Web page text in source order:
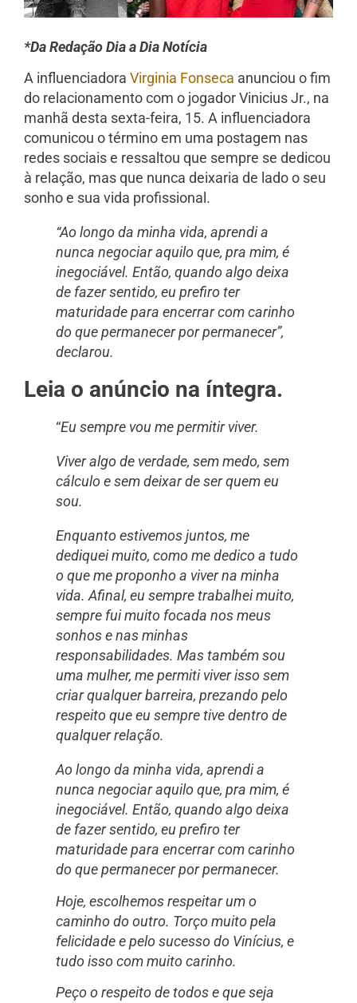
*Da Redação Dia a Dia Notícia
A influenciadora Virginia Fonseca anunciou o fim
do relacionamento com o jogador Vinicius Jr., na
manhã desta sexta-feira, 15. A influenciadora
comunicou o término em uma postagem nas
redes sociais e ressaltou que sempre se dedicou
à relação, mas que nunca deixaria de lado o seu
sonho e sua vida profissional.
“Ao longo da minha vida, aprendi a
nunca negociar aquilo que, pra mim, é
inegociável. Então, quando algo deixa
de fazer sentido, eu prefiro ter
maturidade para encerrar com carinho
do que permanecer por permanecer”,
declarou.
Leia o anúncio na íntegra.
“Eu sempre vou me permitir viver.
Viver algo de verdade, sem medo, sem
cálculo e sem deixar de ser quem eu
sou.
Enquanto estivemos juntos, me
dediquei muito, como me dedico a tudo
o que me proponho a viver na minha
vida. Afinal, eu sempre trabalhei muito,
sempre fui muito focada nos meus
sonhos e nas minhas
responsabilidades. Mas também sou
uma mulher, me permiti viver isso sem
criar qualquer barreira, prezando pelo
respeito que eu sempre tive dentro de
qualquer relação.
Ao longo da minha vida, aprendi a
nunca negociar aquilo que, pra mim, é
inegociável. Então, quando algo deixa
de fazer sentido, eu prefiro ter
maturidade para encerrar com carinho
do que permanecer por permanecer.
Hoje, escolhemos respeitar um o
caminho do outro. Torço muito pela
felicidade e pelo sucesso do Vinícius, e
tudo isso com muito carinho.
Peço o respeito de todos e que seja